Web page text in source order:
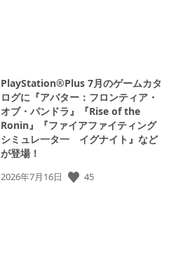
PlayStation®Plus 7月のゲームカタ
ログに『アバター：フロンティア・
オブ・パンドラ』『Rise of the
Ronin』『ファイアファイティング
シミュレ一タ一 イグナイト』など
が登場！
公
2026年7月16日 45